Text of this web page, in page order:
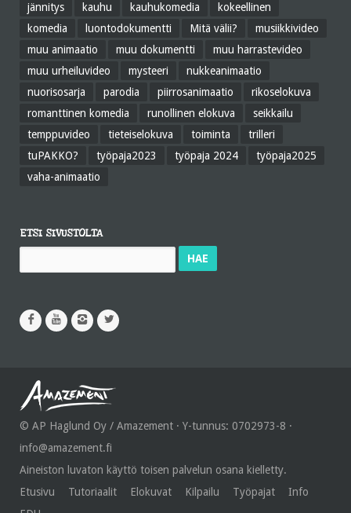
jännitys
kauhu kauhukomedia
kokeellinen
komedia
luontodokumentti Mitä välii?
musiikkivideo
muu animaatio
muu dokumentti
muu harrastevideo
muu urheiluvideo
mysteeri
nukkeanimaatio
nuorisosarja
parodia piirrosanimaatio
rikoselokuva
romanttinen komedia
runollinen elokuva
seikkailu
temppuvideo
tieteiselokuva toiminta
trilleri
tuPAKKO?
työpaja2023 työpaja 2024
työpaja2025
vaha-animaatio
ETSI SIVUSTOLTA
© AP Haglund Oy / Amazement · Y-tunnus: 0702973-8 ·
info@amazement.fi
Aineiston luvaton käyttö toisen palvelun osana kielletty.
Etusivu
Tutoriaalit Elokuvat Kilpailu Työpajat
Info